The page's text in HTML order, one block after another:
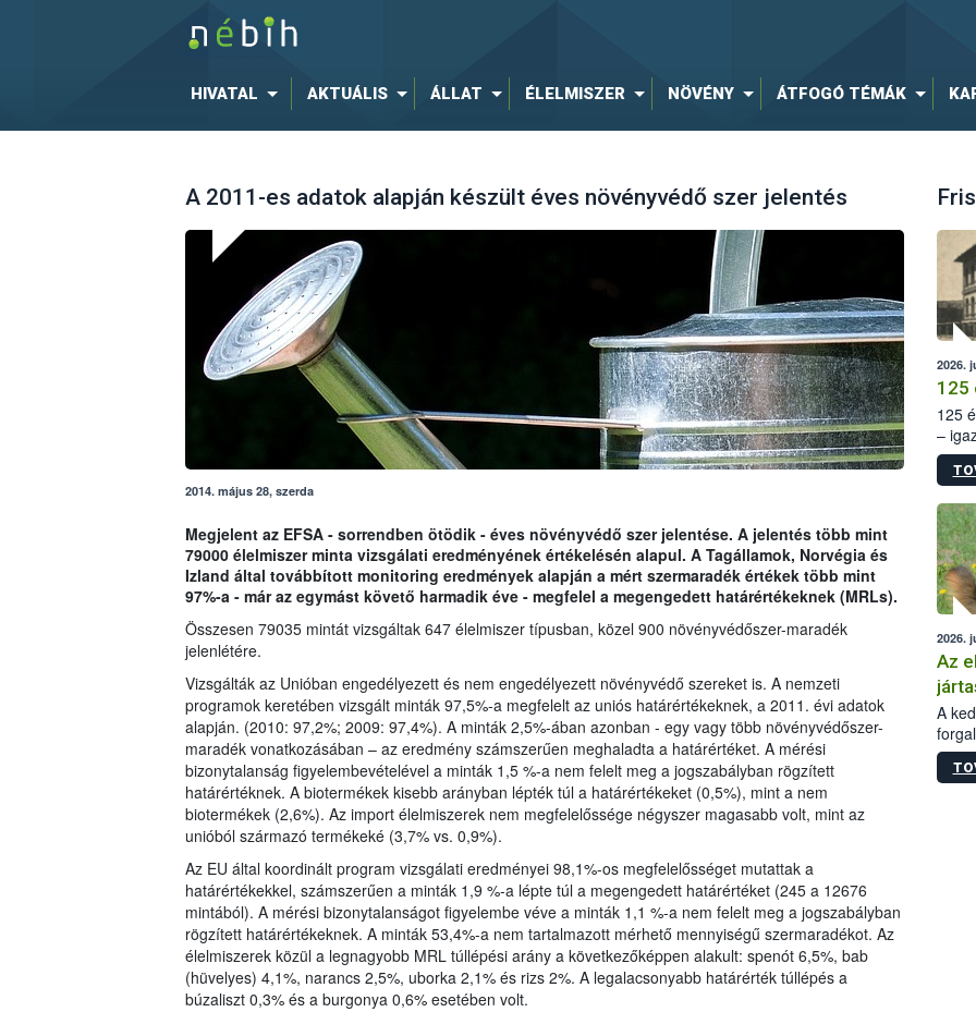
HIVATAL AKTUÁLIS ÁLLAT ÉLELMISZER NÖVÉNY ÁTFOGÓ TÉMÁK
A 2011-es adatok alapján készült éves növényvédő szer jelentés
2014. május 28, szerda
Megjelent az EFSA - sorrendben ötödik - éves növényvédő szer jelentése. A jelentés több mint
79000 élelmiszer minta vizsgálati eredményének értékelésén alapul. A Tagállamok, Norvégia és
Izland által továbbított monitoring eredmények alapján a mért szermaradék értékek több mint
97%-a - már az egymást követő harmadik éve - megfelel a megengedett határértékeknek (MRLs).
Összesen 79035 mintát vizsgáltak 647 élelmiszer típusban, közel 900 növényvédőszer-maradék
jelenlétére.
Vizsgálták az Unióban engedélyezett és nem engedélyezett növényvédő szereket is. A nemzeti
programok keretében vizsgált minták 97,5%-a megfelelt az uniós határértékeknek, a 2011. évi adatok
alapján. (2010: 97,2%; 2009: 97,4%). A minták 2,5%-ában azonban - egy vagy több növényvédőszer-
maradék vonatkozásában – az eredmény számszerűen meghaladta a határértéket. A mérési
bizonytalanság figyelembevételével a minták 1,5 %-a nem felelt meg a jogszabályban rögzített
határértéknek. A biotermékek kisebb arányban lépték túl a határértékeket (0,5%), mint a nem
biotermékek (2,6%). Az import élelmiszerek nem megfelelőssége négyszer magasabb volt, mint az
unióból származó termékeké (3,7% vs. 0,9%).
Az EU által koordinált program vizsgálati eredményei 98,1%-os megfelelősséget mutattak a
határértékekkel, számszerűen a minták 1,9 %-a lépte túl a megengedett határértéket (245 a 12676
mintából). A mérési bizonytalanságot figyelembe véve a minták 1,1 %-a nem felelt meg a jogszabályban
rögzített határértékeknek. A minták 53,4%-a nem tartalmazott mérhető mennyiségű szermaradékot. Az
élelmiszerek közül a legnagyobb MRL túllépési arány a következőképpen alakult: spenót 6,5%, bab
(hüvelyes) 4,1%, narancs 2,5%, uborka 2,1% és rizs 2%. A legalacsonyabb határérték túllépés a
búzaliszt 0,3% és a burgonya 0,6% esetében volt.
2026.
125
125
–
15.
2026.
Az
A